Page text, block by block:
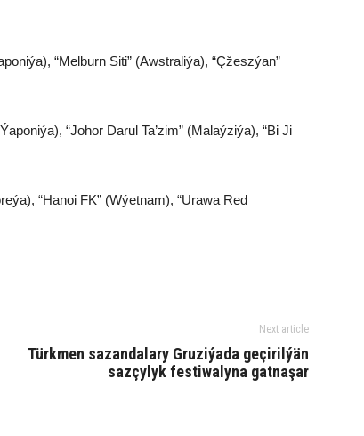
“Melburn Siti” (Awstraliýa), “Çžeszýan”
“Johor Darul Ta’zim” (Malaýziýa), “Bi Ji
“Hanoi FK” (Wýetnam), “Urawa Red
Next article
Türkmen sazandalary Gruziýada geçirilýän
sazçylyk festiwalyna gatnaşar